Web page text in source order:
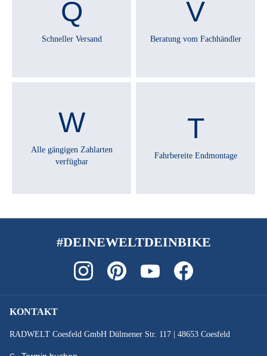
RÜCKLICHT :
Fuxon ICR-33S
Nein
SATTEL :
Comodoro 2.0
SATTELSTÜTZE :
SCHALTHEBEL :
Shimano Cues SL-U6000
SCHALTUNGSTYP :
Schneller Versand Beratung vom Fachhändler
Alle gängigen Zahlarten
verfügbar
Fahrbereite Endmontage
#DEINEWELTDEINBIKE
KONTAKT
RADWELT Coesfeld GmbH Dülmener Str. 117 | 48653 Coesfeld